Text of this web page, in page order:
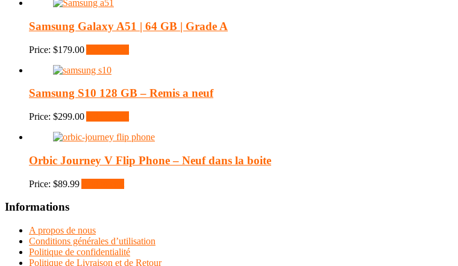
Samsung Galaxy A51 | 64 GB | Grade A
Price: $179.00
Samsung S10 128 GB – Remis a neuf
Price: $299.00
Orbic Journey V Flip Phone – Neuf dans la boite
Price: $89.99
Informations
A propos de nous
Conditions générales d’utilisation
Politique de confidentialité
Politique de Livraison et de Retour